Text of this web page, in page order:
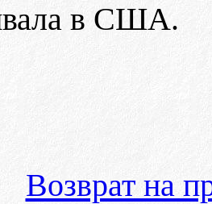
в США.
Возврат на